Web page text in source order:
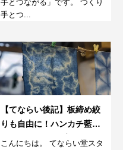
手とつながる」です。 つくり
手とつ...
【てならい後記】板締め絞
りも自由に！ハンカチ藍染
めワークショップ
こんにちは。 てならい堂スタ